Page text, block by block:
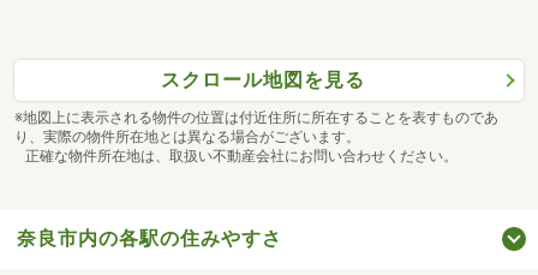
スクロール地図を見る
※地図上に表示される物件の位置は付近住所に所在することを表すものであ
り、実際の物件所在地とは異なる場合がございます。
正確な物件所在地は、取扱い不動産会社にお問い合わせください。
奈良市内の各駅の住みやすさ